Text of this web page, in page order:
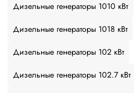
Дизельные генераторы 1010 кВт
Дизельные генераторы 1018 кВт
Дизельные генераторы 102 кВт
Дизельные генераторы 102.7 кВт